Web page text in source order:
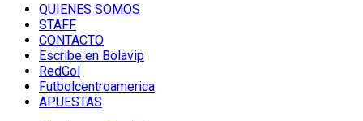
QUIENES SOMOS
STAFF
CONTACTO
Escribe en Bolavip
RedGol
Futbolcentroamerica
APUESTAS